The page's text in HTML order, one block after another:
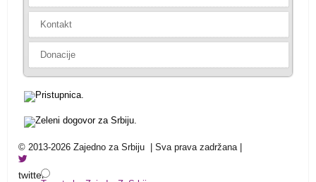
Kontakt
Donacije
© 2013-2026 Zajedno za Srbiju | Sva prava zadržana |
twitter